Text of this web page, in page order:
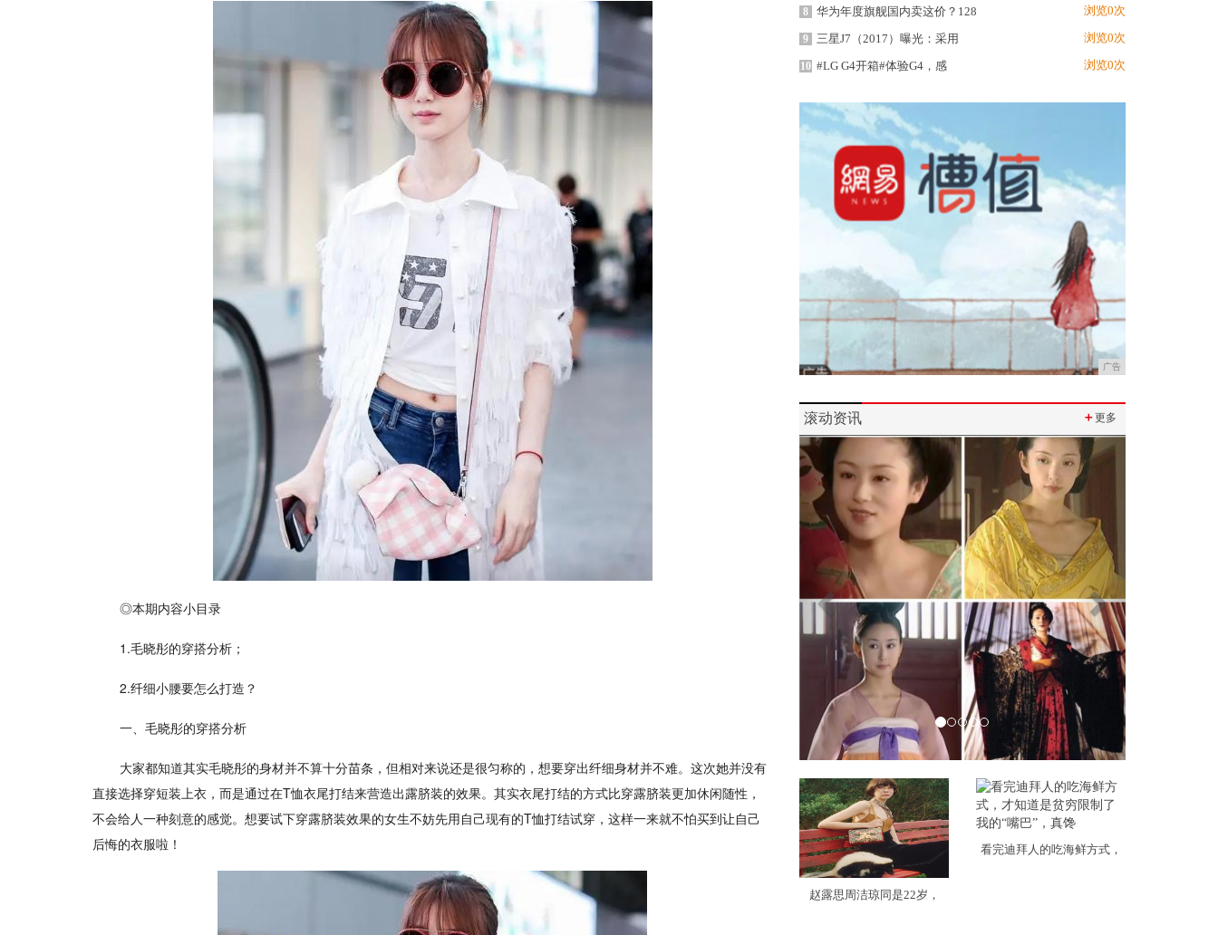
◎本期内容小目录
1.毛晓彤的穿搭分析；
2.纤细小腰要怎么打造？
一、毛晓彤的穿搭分析
大家都知道其实毛晓彤的身材并不算十分苗条，但相对来说还是很匀称的，想要穿出纤细身材并不难。这次她并没有
直接选择穿短装上衣，而是通过在T恤衣尾打结来营造出露脐装的效果。其实衣尾打结的方式比穿露脐装更加休闲随性，
不会给人一种刻意的感觉。想要试下穿露脐装效果的女生不妨先用自己现有的T恤打结试穿，这样一来就不怕买到让自己
后悔的衣服啦！
8 华为年度旗舰国内卖这价？128 浏览0次
9 三星J7（2017）曝光：采用 浏览0次
10 #LG G4开箱#体验G4，感 浏览0次
广告
滚动资讯 ＋更多
Previous Next
赵露思周洁琼同是22岁，
看完迪拜人的吃海鲜方式，